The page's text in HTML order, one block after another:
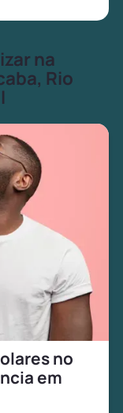
na
Rio
no
em